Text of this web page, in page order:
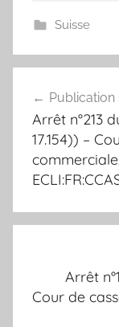
Suisse
de
l’article
Arrêt n°213
17.154)) –
Arrêt
Cour de